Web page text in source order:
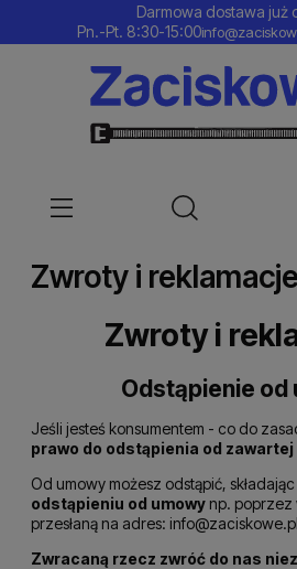
Darmowa dostawa już
Pn.-Pt. 8:30-15:00
Zwroty i reklamacje
Zwroty i
Odstąpienie od
Jeśli jesteś konsumentem - co do
prawo do odstąpienia od zawartej
Od umowy możesz odstąpić,
odstąpieniu od umowy np. poprzez
przesłaną na adres: info@zaciskowe.pl
Zwracaną rzecz zwróć do nas